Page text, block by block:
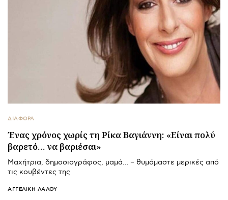
ΔΙΑΦΟΡΑ
Ένας χρόνος χωρίς τη Ρίκα Βαγιάννη: «Είναι πολύ
βαρετό… να βαριέσαι»
Μαχήτρια, δημοσιογράφος, μαμά… – θυμόμαστε μερικές από
τις κουβέντες της
ΑΓΓΕΛΙΚΉ ΛΆΛΟΥ